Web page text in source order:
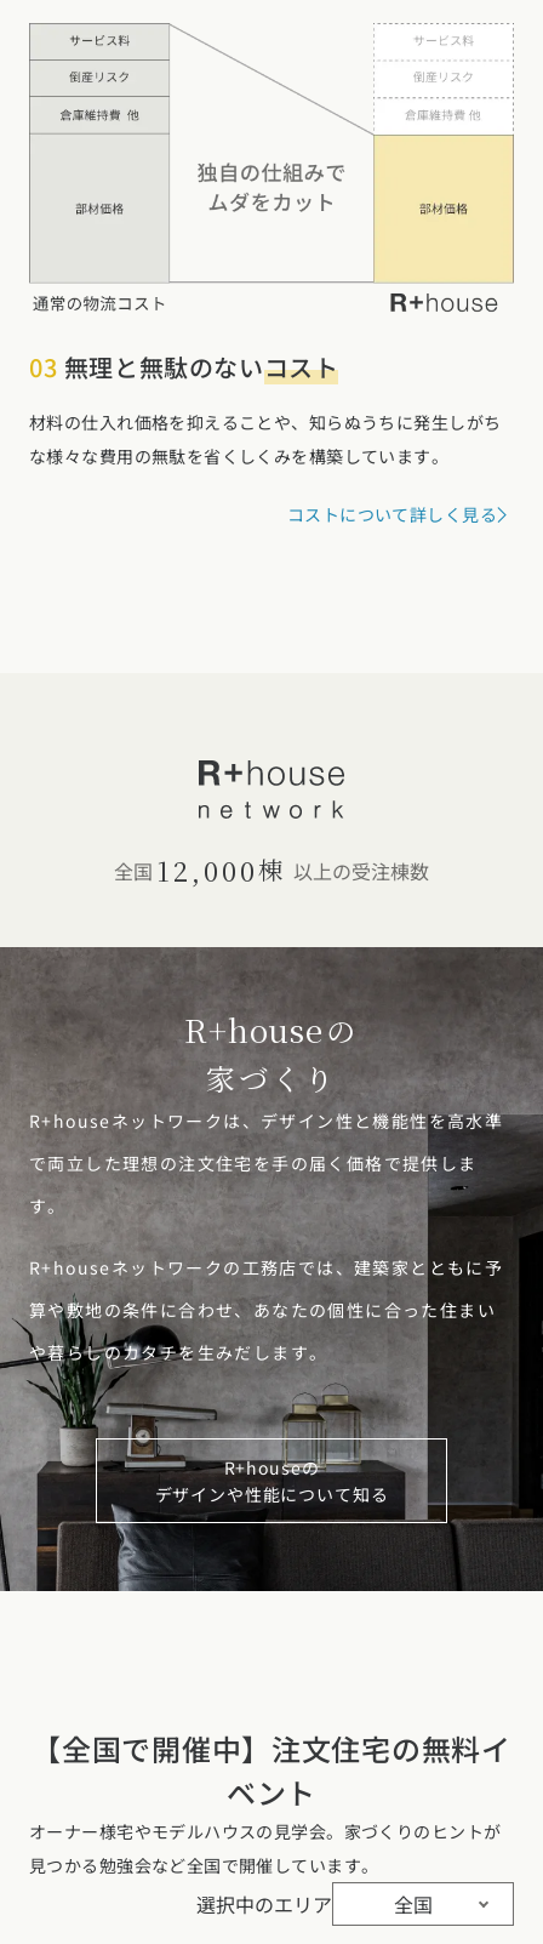
03 無理と無駄のないコスト
材料の仕入れ価格を抑えることや、知らぬうちに発生しがち
な様々な費用の無駄を省くしくみを構築しています。
コストについて詳しく見る
全国 12,000棟 以上の受注棟数
R+houseの
家づくり
R+houseネットワークは、デザイン性と機能性を高水準
で両立した理想の注文住宅を手の届く価格で提供しま
す。
R+houseネットワークの工務店では、建築家とともに予
算や敷地の条件に合わせ、あなたの個性に合った住まい
や暮らしのカタチを生みだします。
R+houseの
デザインや性能について知る
【全国で開催中】注文住宅の無料イ
ベント
オーナー様宅やモデルハウスの見学会。家づくりのヒントが
見つかる勉強会など全国で開催しています。
選択中のエリア 全国
九州・沖縄エリア
福岡県 (13)佐賀県 (2) 長崎県 (2)
大分県 (15)
宮崎県 (3)鹿児島県 (8) 沖縄県 (3)